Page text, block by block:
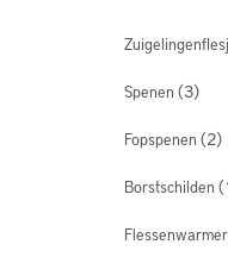
Spenen (3)
Fopspenen (2)
Borstschilden